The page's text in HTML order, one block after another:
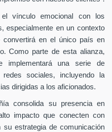
vínculo emocional con los
especialmente en un contexto
en el único país en
Como parte de esta alianza,
implementará una serie de
sociales, incluyendo la
dirigidas a los aficionados.
consolida su presencia en
impacto que conecten con
estrategia de comunicación